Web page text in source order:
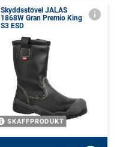
Skyddsstövel JALAS
1868W Gran Premio King
S3 ESD
SKAFFPRODUKT